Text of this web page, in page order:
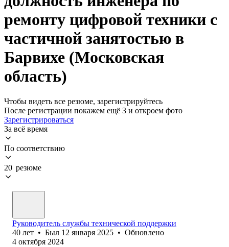
ремонту цифровой техники с
частичной занятостью в
Барвихе (Московская
область)
Чтобы видеть все резюме, зарегистрируйтесь
После регистрации покажем ещё 3 и откроем фото
Зарегистрироваться
За всё время
По соответствию
20 резюме
Руководитель службы технической поддержки
40 лет • Был 12 января 2025 • Обновлено
4 октября 2024